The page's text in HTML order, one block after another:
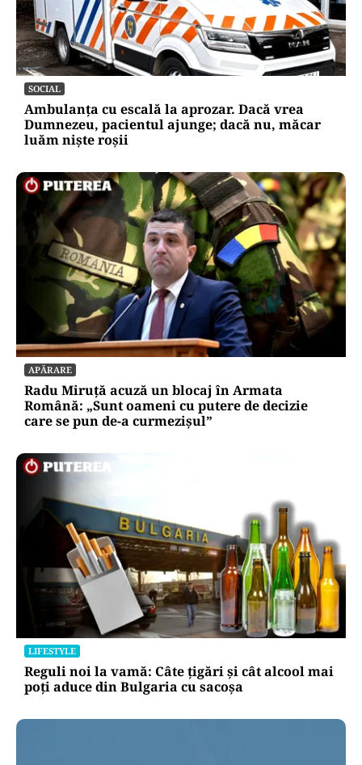
SOCIAL
Ambulanța cu escală la aprozar. Dacă vrea
Dumnezeu, pacientul ajunge; dacă nu, măcar
luăm niște roșii
APĂRARE
Radu Miruță acuză un blocaj în Armata
Română: „Sunt oameni cu putere de decizie
care se pun de-a curmezișul”
LIFESTYLE
Reguli noi la vamă: Câte țigări și cât alcool mai
poți aduce din Bulgaria cu sacoșa